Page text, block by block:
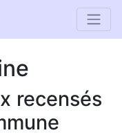
recensés